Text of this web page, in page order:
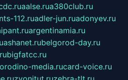
aalse.rua380club.ru
112.ruadler-jun.ruadonyev.ru
argentinamia.ru
ashanet.rubelgorod-day.ru
bigfatcc.ru
media.rucard-voice.ru